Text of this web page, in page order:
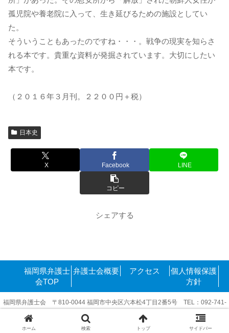
孤児院や養老院に入って、生き延びるための施設としてい
た。
そういうこともあったのですね・・・。戦争の現実を知らさ
れる本です。貴重な資料が発掘されています。大切にしたい
本です。
（２０１６年３月刊。２２００円＋税）
日本史
X Facebook LINE
コピー
シェアする
福岡県弁護士
会TOP
弁護士会概要 アクセス
個人情報保護
方針
福岡県弁護士会 〒810-0044 福岡市中央区六本松4丁目2番5号 TEL：092-741-
Copyright©2011-2025 FukuokakenBengoshikai. All rights reserved.
ホーム 検索 トップ サイドバー